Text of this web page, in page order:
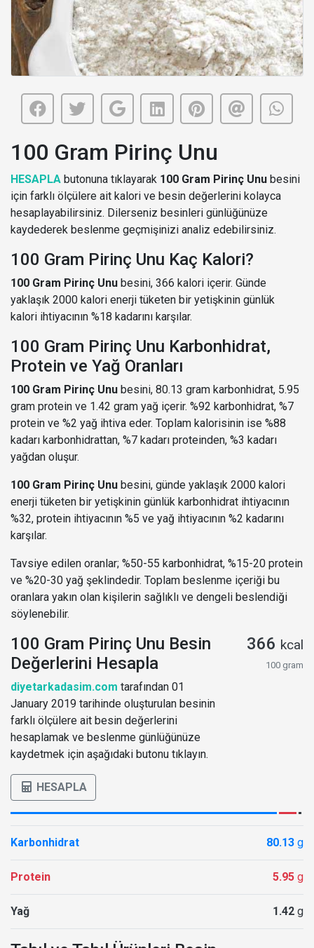
100 Gram Pirinç Unu
HESAPLA butonuna tıklayarak 100 Gram Pirinç Unu besini
için farklı ölçülere ait kalori ve besin değerlerini kolayca
hesaplayabilirsiniz. Dilerseniz besinleri günlüğünüze
kaydederek beslenme geçmişinizi analiz edebilirsiniz.
100 Gram Pirinç Unu Kaç Kalori?
100 Gram Pirinç Unu besini, 366 kalori içerir. Günde
yaklaşık 2000 kalori enerji tüketen bir yetişkinin günlük
kalori ihtiyacının %18 kadarını karşılar.
100 Gram Pirinç Unu Karbonhidrat,
Protein ve Yağ Oranları
100 Gram Pirinç Unu besini, 80.13 gram karbonhidrat, 5.95
gram protein ve 1.42 gram yağ içerir. %92 karbonhidrat, %7
protein ve %2 yağ ihtiva eder. Toplam kalorisinin ise %88
kadarı karbonhidrattan, %7 kadarı proteinden, %3 kadarı
yağdan oluşur.
100 Gram Pirinç Unu besini, günde yaklaşık 2000 kalori
enerji tüketen bir yetişkinin günlük karbonhidrat ihtiyacının
%32, protein ihtiyacının %5 ve yağ ihtiyacının %2 kadarını
karşılar.
Tavsiye edilen oranlar; %50-55 karbonhidrat, %15-20 protein
ve %20-30 yağ şeklindedir. Toplam beslenme içeriği bu
oranlara yakın olan kişilerin sağlıklı ve dengeli beslendiği
söylenebilir.
100 Gram Pirinç Unu Besin
Değerlerini Hesapla
diyetarkadasim.com tarafından 01
January 2019 tarihinde oluşturulan besinin
farklı ölçülere ait besin değerlerini
hesaplamak ve beslenme günlüğünüze
kaydetmek için aşağıdaki butonu tıklayın.
HESAPLA
366 kcal
100 gram
Karbonhidrat 80.13 g
Protein 5.95 g
Yağ 1.42 g